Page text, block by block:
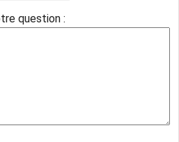
question :